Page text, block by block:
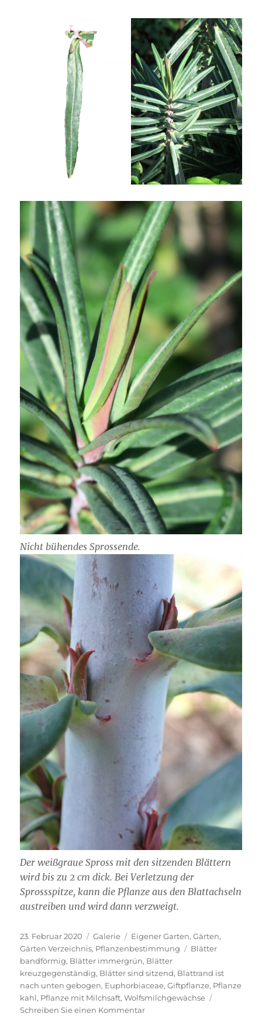
Nicht bühendes Sprossende.
Der weißgraue Spross mit den sitzenden Blättern
wird bis zu 2 cm dick. Bei Verletzung der
Sprossspitze, kann die Pflanze aus den Blattachseln
austreiben und wird dann verzweigt.
Veröffentlicht
am
23. Februar 2020 Format
Galerie Kategorien
Eigener Garten,Gärten,
Gärten Verzeichnis, Pflanzenbestimmung Schlagwörter
Blätter
bandförmig, Blätter immergrün, Blätter
kreuzgegenständig, Blätter sind sitzend, Blattrand ist
nach unten gebogen, Euphorbiaceae,Giftpflanze, Pflanze
kahl, Pflanze mit Milchsaft,Wolfsmilchgewächse
Schreiben Sie einen Kommentarzu